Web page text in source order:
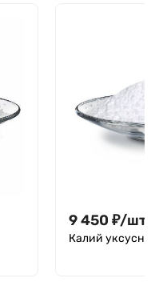
9 450 ₽/шт.
Калий